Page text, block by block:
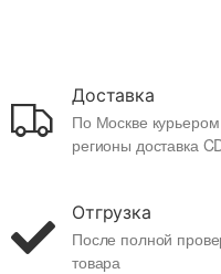
Доставка
По Москве
регионы доставка
Отгрузка
После полной
товара